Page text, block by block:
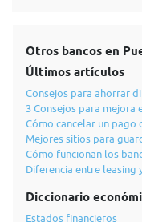
Otros bancos en
Últimos artículos
Consejos para ahorrar
3 Consejos para mejora
Cómo cancelar un pago
Mejores sitios para
Cómo funcionan los
Diferencia entre leasing
Diccionario
Estados financieros